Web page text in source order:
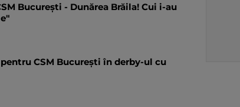
București - Dunărea Brăila! Cui i-au
CSM București în derby-ul cu